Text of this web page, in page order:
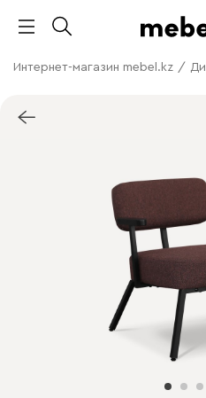
Интернет-магазин mebel.kz /